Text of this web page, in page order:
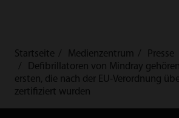
Startseite Medienzentrum
Presse
Defibrillatoren von Mindray
ersten, die nach der EU-Verordnung
zertifiziert wurden